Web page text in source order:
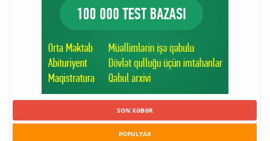
SON XƏBƏR
POPULYAR